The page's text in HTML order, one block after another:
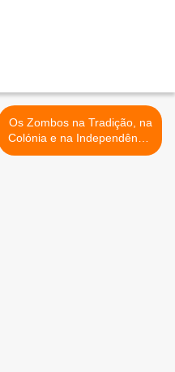
Os Zombos na Tradição, na
Colónia e na Independência
(8) >